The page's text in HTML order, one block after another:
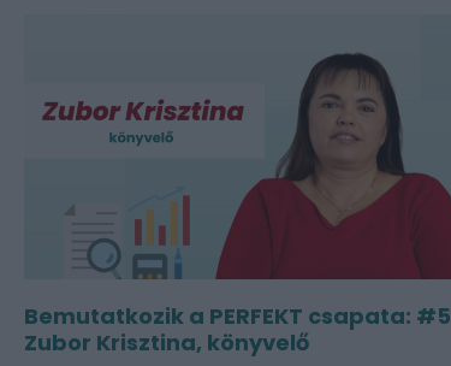
Bemutatkozik a PERFEKT csapata: #5
Zubor Krisztina, könyvelő